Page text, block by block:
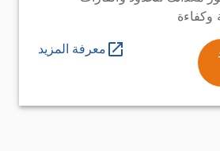
معرفة المزيد